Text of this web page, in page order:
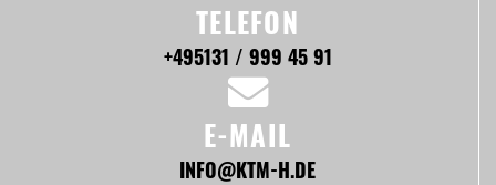
TELEFON
+495131 / 999 45 91
E-MAIL
INFO@KTM-H.DE